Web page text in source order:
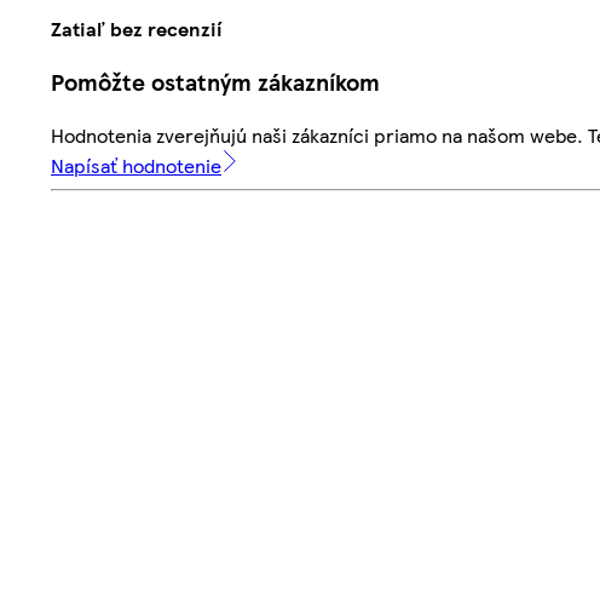
Zatiaľ bez recenzií
Pomôžte ostatným zákazníkom
Hodnotenia zverejňujú naši zákazníci priamo na našom webe.
Napísať hodnotenie